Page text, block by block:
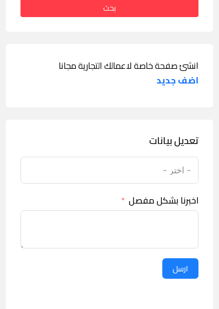
بحث
انشئ صفحة خاصة لاعمالك التجارية مجانا
اضف جديد
تعديل بيانات
اخبرنا بشكل مفصل
ارسل